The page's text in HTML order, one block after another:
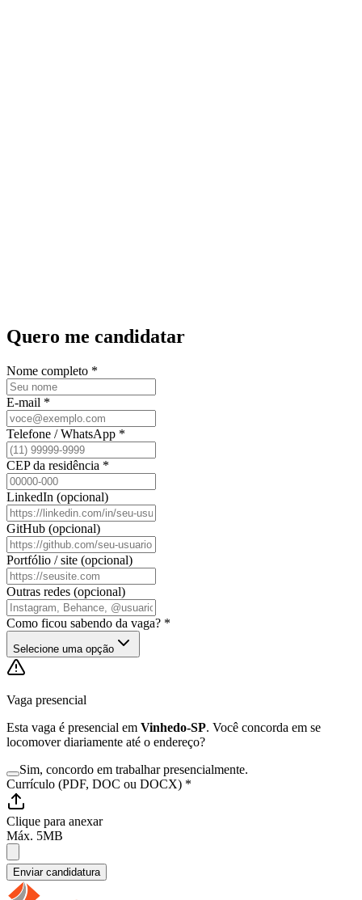
Quero me candidatar
Nome completo *
E-mail *
Telefone / WhatsApp *
CEP da residência *
LinkedIn (opcional)
GitHub (opcional)
Portfólio / site (opcional)
Outras redes (opcional)
Como ficou sabendo da vaga? *
Selecione uma opção
Vaga presencial
Esta vaga é presencial em Vinhedo-SP. Você concorda em se
locomover diariamente até o endereço?
Sim, concordo em trabalhar presencialmente.
Currículo (PDF, DOC ou DOCX) *
Clique para anexar
Máx. 5MB
Enviar candidatura